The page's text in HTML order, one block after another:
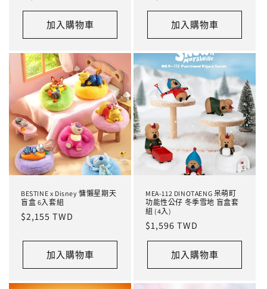
價
加入購物車
價
加入購物車
BESTINE x Disney 慵懶星期天
盲盒 6入套組
定
$2,155 TWD
加入購物車
MEA-112 DINOTAENG 呆萌町
功能性公仔 冬季雪地 盲盒套
組 (4入)
定
價
$1,596 TWD
加入購物車